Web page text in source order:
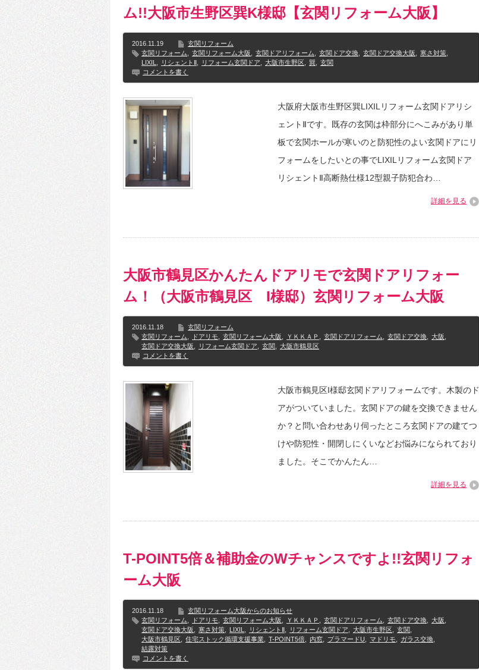
ム!!大阪市生野区巽K様邸【玄関リフォーム大阪】
2016.11.19
玄関リフォーム
玄関リフォーム
玄関リフォーム大阪 玄関ドアリフォーム 玄関ドア交換 玄関ドア交換大阪 寒さ対策
LIXIL
リシェントⅡ リフォーム玄関ドア 大阪市生野区 巽
玄関
コメントを書く
大阪府大阪市生野区巽LIXILリフォーム玄関ドアリシ
ェントⅡです。既存の玄関は枠部分にへこみがあり単
板で玄関ホールが寒いのと防犯性のよい玄関ドアにリ
フォームをしたいとの事でLIXILリフォーム玄関ドア
リシェントⅡ高断熱仕様12型親子防犯合わ…
詳細を見る
大阪市鶴見区かんたんドアリモで玄関ドアリフォー
ム！（大阪市鶴見区 I様邸）玄関リフォーム大阪
2016.11.18
玄関リフォーム
玄関リフォーム
ドアリモ 玄関リフォーム大阪 ＹＫＫＡＰ 玄関ドアリフォーム 玄関ドア交換 大阪
玄関ドア交換大阪
リフォーム玄関ドア 玄関
大阪市鶴見区
コメントを書く
大阪市鶴見区I様邸玄関ドアリフォームです。木製のド
アがついていました。玄関ドアの鍵を交換できません
か？と問い合わせあり伺ったところ玄関ドアの建てつ
けや防犯性・開閉しにくいなどお悩みになられており
ました。そこでかんたん…
詳細を見る
T-POINT5倍＆補助金のWチャンスですよ!!玄関リフォ
ーム大阪
2016.11.18
玄関リフォーム大阪からのお知らせ
玄関リフォーム
ドアリモ 玄関リフォーム大阪 ＹＫＫＡＰ 玄関ドアリフォーム 玄関ドア交換 大阪
玄関ドア交換大阪
寒さ対策 LIXIL リシェントⅡ リフォーム玄関ドア 大阪市生野区 玄関
大阪市鶴見区
住宅ストック循環支援事業 T-POINT5倍 内窓 プラマードU マドリモ ガラス交換
結露対策
コメントを書く